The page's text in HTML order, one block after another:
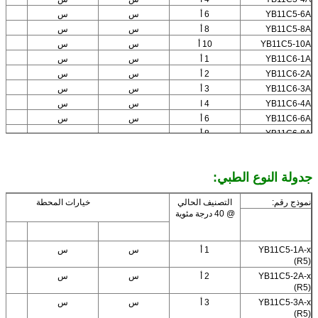
YB11C5-6A
6 أ س
س
YB11C5-8A
8 أ س
س
YB11C5-10A
10 أ س
س
YB11C6-1A
1 أ س
س
YB11C6-2A
2 أ س
س
YB11C6-3A
3 أ س
س
YB11C6-4A
4 ا س
س
YB11C6-6A
6 أ س
س
YB11C6-8A
8 أ س
س
جدولة النوع الطبي:
نموذج رقم:
التصنيف الحالي
@ 40 درجة مئوية
خيارات المحطة
YB11C5-1A-x
(R5)
1 أ س س
YB11C5-2A-x
(R5)
2 أ س س
YB11C5-3A-x
(R5)
3 أ س س